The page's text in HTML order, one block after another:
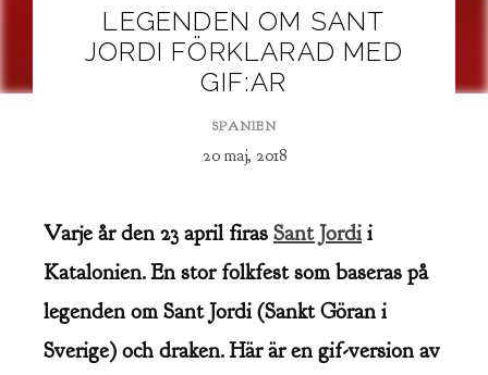
LEGENDEN OM SANT
JORDI FÖRKLARAD MED
GIF:AR
SPANIEN
20 maj, 2018
Varje år den 23 april firas Sant Jordi i
Katalonien. En stor folkfest som baseras på
legenden om Sant Jordi (Sankt Göran i
Sverige) och draken. Här är en gif-version av